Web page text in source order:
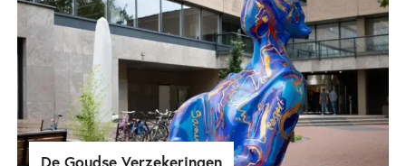
De Goudse Verzekeringen